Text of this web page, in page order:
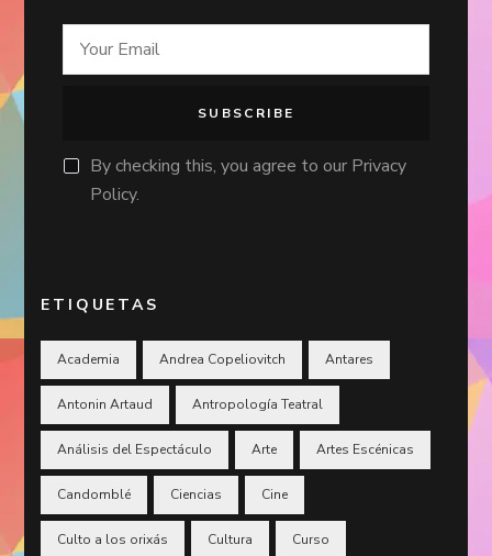
By checking this, you agree to our Privacy
Policy.
ETIQUETAS
Academia Andrea Copeliovitch Antares
Antonin Artaud Antropología Teatral
Análisis del Espectáculo Arte Artes Escénicas
Candomblé Ciencias Cine
Culto a los orixás Cultura Curso